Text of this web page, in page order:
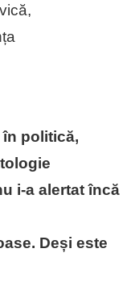
politică,
i-a alertat încă
Deși este